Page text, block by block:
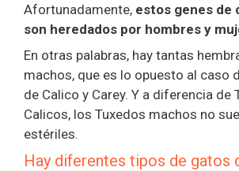
Afortunadamente, estos genes de
son heredados por hombres y
En otras palabras, hay tantas
machos, que es lo opuesto al caso
de Calico y Carey. Y a diferencia de
Calicos, los Tuxedos machos no
estériles.
Hay diferentes tipos de gatos